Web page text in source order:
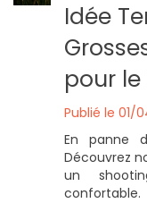
Idée
pour le
Publié le 01/
En panne
Découvrez
un
confortable.